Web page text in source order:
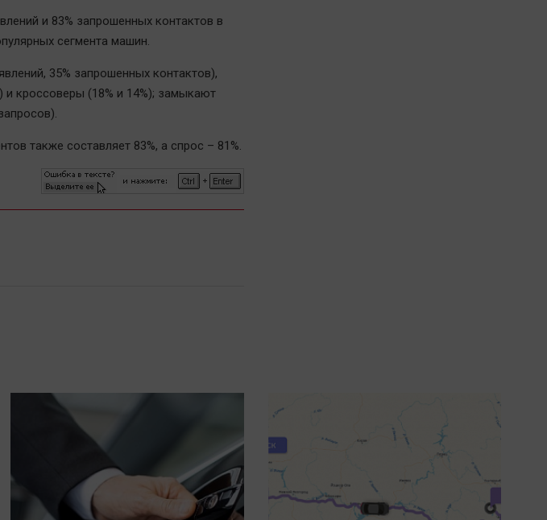
и 83% запрошенных контактов в
сегмента машин.
35% запрошенных контактов),
кроссоверы (18% и 14%); замыкают
также составляет 83%, а спрос – 81%.